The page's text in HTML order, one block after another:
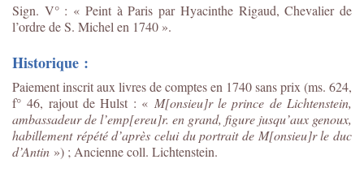
Sign. V° : « Peint à Paris par Hyacinthe Rigaud, Chevalier de
l’ordre de S. Michel en 1740 ».
Historique :
Paiement inscrit aux livres de comptes en 1740 sans prix (ms. 624,
f° 46, rajout de Hulst : « M[onsieu]rle prince de Lichtenstein,
ambassadeur de l’emp[ereu]r. en grand, figure jusqu’aux genoux,
habillement répété d’après celui du portrait de M[onsieu]r le duc
d’Antin ») ; Ancienne coll. Lichtenstein.